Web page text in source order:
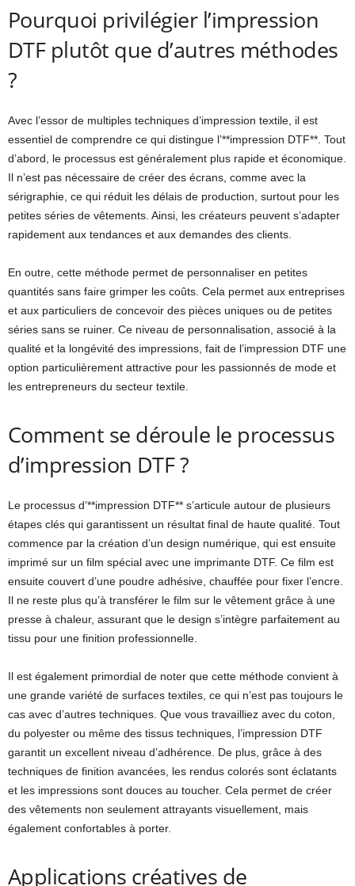
Pourquoi privilégier l’impression
DTF plutôt que d’autres méthodes
?
Avec l’essor de multiples techniques d’impression textile, il est
essentiel de comprendre ce qui distingue l’**impression DTF**. Tout
d’abord, le processus est généralement plus rapide et économique.
Il n’est pas nécessaire de créer des écrans, comme avec la
sérigraphie, ce qui réduit les délais de production, surtout pour les
petites séries de vêtements. Ainsi, les créateurs peuvent s’adapter
rapidement aux tendances et aux demandes des clients.
En outre, cette méthode permet de personnaliser en petites
quantités sans faire grimper les coûts. Cela permet aux entreprises
et aux particuliers de concevoir des pièces uniques ou de petites
séries sans se ruiner. Ce niveau de personnalisation, associé à la
qualité et la longévité des impressions, fait de l’impression DTF une
option particulièrement attractive pour les passionnés de mode et
les entrepreneurs du secteur textile.
Comment se déroule le processus
d’impression DTF ?
Le processus d’**impression DTF** s’articule autour de plusieurs
étapes clés qui garantissent un résultat final de haute qualité. Tout
commence par la création d’un design numérique, qui est ensuite
imprimé sur un film spécial avec une imprimante DTF. Ce film est
ensuite couvert d’une poudre adhésive, chauffée pour fixer l’encre.
Il ne reste plus qu’à transférer le film sur le vêtement grâce à une
presse à chaleur, assurant que le design s’intègre parfaitement au
tissu pour une finition professionnelle.
Il est également primordial de noter que cette méthode convient à
une grande variété de surfaces textiles, ce qui n’est pas toujours le
cas avec d’autres techniques. Que vous travailliez avec du coton,
du polyester ou même des tissus techniques, l’impression DTF
garantit un excellent niveau d’adhérence. De plus, grâce à des
techniques de finition avancées, les rendus colorés sont éclatants
et les impressions sont douces au toucher. Cela permet de créer
des vêtements non seulement attrayants visuellement, mais
également confortables à porter.
Applications créatives de